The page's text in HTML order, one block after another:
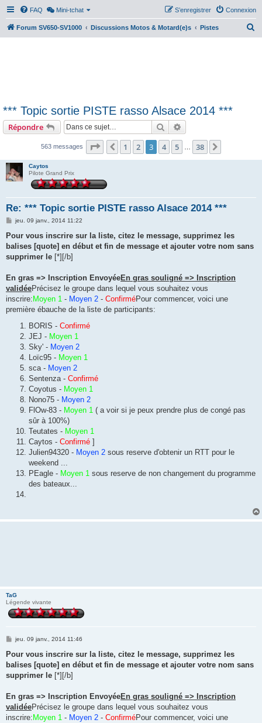
FAQ Mini-tchat Connexion
S’enregistrer
Forum SV650-SV1000 Discussions Motos & Motard(e)s Pistes
*** Topic sortie PISTE rasso Alsace 2014 ***
Répondre Rechercher
563 messages Page sur38
Précédente
1 2 3 4 5 38
Caytos
Pilote Grand Prix
Re: *** Topic sortie PISTE rasso Alsace 2014 ***
M
s
a
g
e
jeu. 09 janv., 2014 11:22
Pour vous inscrire sur la liste, citez le message, supprimez les
balises [quote] en début et fin de message et ajouter votre nom sans
supprimer le [*][/b]
En gras => Inscription EnvoyéeEn gras souligné => Inscription
validéePrécisez le groupe dans lequel vous souhaitez vous
inscrire: Moyen 1 - Moyen 2 - ConfirméPour commencer, voici une
première ébauche de la liste de participants:
BORIS - Confirmé
JEJ - Moyen 1
Sky' - Moyen 2
Loïc95 - Moyen 1
sca - Moyen 2
Sentenza - Confirmé
Coyotus - Moyen 1
Nono75 - Moyen 2
FlOw-83 - Moyen 1 ( a voir si je peux prendre plus de congé pas
sûr à 100%)
Teutates - Moyen 1
Caytos - Confirmé ]
Julien94320 - Moyen 2 sous reserve d'obtenir un RTT pour le
weekend ...
PEagle - Moyen 1 sous reserve de non changement du programme
des bateaux...
TaG
Légende vivante
M
s
a
g
e
jeu. 09 janv., 2014 11:46
Pour vous inscrire sur la liste, citez le message, supprimez les
balises [quote] en début et fin de message et ajouter votre nom sans
supprimer le [*][/b]
En gras => Inscription EnvoyéeEn gras souligné => Inscription
validéePrécisez le groupe dans lequel vous souhaitez vous
inscrire: Moyen 1 - Moyen 2 - ConfirméPour commencer, voici une